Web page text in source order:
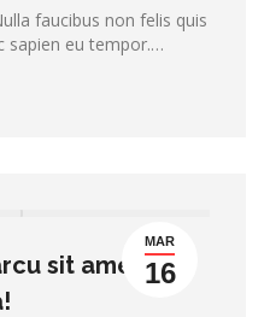
faucibus non felis quis
sapien eu tempor.…
MAR
16
sit amet